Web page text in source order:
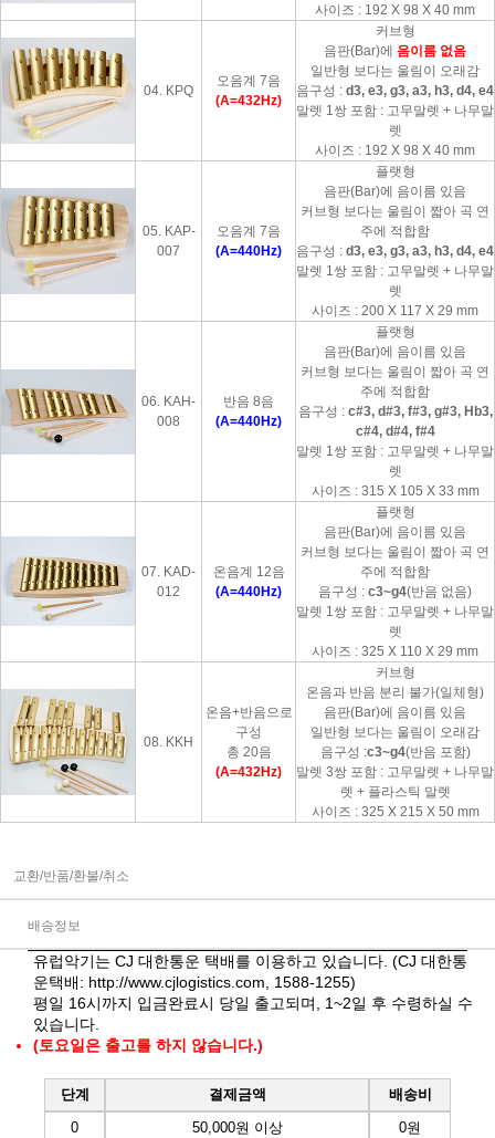
사이즈 : 192 X 98 X 40 mm
04. KPQ
오음계 7음
(A=432Hz)
커브형
음판(Bar)에 음이름 없음
일반형 보다는 울림이 오래감
음구성 : d3, e3, g3, a3, h3, d4, e4
말렛 1쌍 포함 : 고무말렛 + 나무말
렛
사이즈 : 192 X 98 X 40 mm
05. KAP-
007
오음계 7음
(A=440Hz)
플랫형
음판(Bar)에 음이름 있음
커브형 보다는 울림이 짧아 곡 연
주에 적합함
음구성 : d3, e3, g3, a3, h3, d4, e4
말렛 1쌍 포함 : 고무말렛 + 나무말
렛
사이즈 : 200 X 117 X 29 mm
06. KAH-
008
반음 8음
(A=440Hz)
플랫형
음판(Bar)에 음이름 있음
커브형 보다는 울림이 짧아 곡 연
주에 적합함
음구성 : c#3, d#3, f#3, g#3, Hb3,
c#4, d#4, f#4
말렛 1쌍 포함 : 고무말렛 + 나무말
렛
사이즈 : 315 X 105 X 33 mm
07. KAD-
012
온음계 12음
(A=440Hz)
플랫형
음판(Bar)에 음이름 있음
커브형 보다는 울림이 짧아 곡 연
주에 적합함
음구성 : c3~g4(반음 없음)
말렛 1쌍 포함 : 고무말렛 + 나무말
렛
사이즈 : 325 X 110 X 29 mm
08. KKH
온음+반음으로
구성
총 20음
(A=432Hz)
커브형
온음과 반음 분리 불가(일체형)
음판(Bar)에 음이름 있음
일반형 보다는 울림이 오래감
음구성 :c3~g4(반음 포함)
말렛 3쌍 포함 : 고무말렛 + 나무말
렛 + 플라스틱 말렛
사이즈 : 325 X 215 X 50 mm
교환/반품/환불/취소
배송정보
유럽악기는 CJ 대한통운 택배를 이용하고 있습니다. (CJ 대한통
운택배: http://www.cjlogistics.com, 1588-1255)
평일 16시까지 입금완료시 당일 출고되며, 1~2일 후 수령하실 수
있습니다.
(토요일은 출고를 하지 않습니다.)
단계 결제금액
배송비
0
50,000원 이상
0원